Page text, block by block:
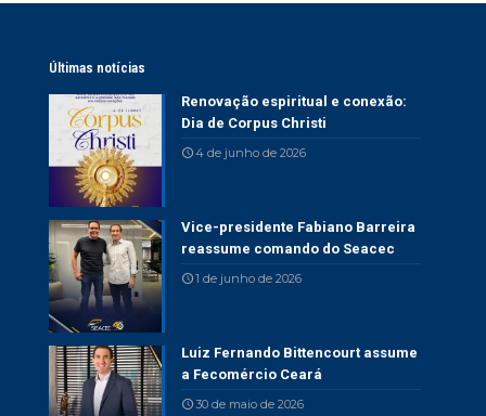
Últimas notícias
Renovação espiritual e conexão:
Dia de Corpus Christi
4 de junho de 2026
Vice-presidente Fabiano Barreira
reassume comando do Seacec
1 de junho de 2026
Luiz Fernando Bittencourt assume
a Fecomércio Ceará
30 de maio de 2026